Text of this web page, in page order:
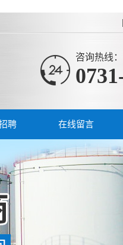
咨询热线：
聘 在线留言